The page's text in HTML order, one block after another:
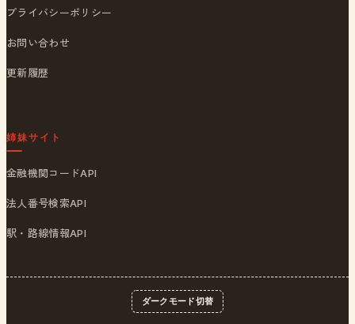
プライバシーポリシー
お問い合わせ
更新履歴
姉妹サイト
金融機関コードAPI
法人番号検索API
駅・路線情報API
ダークモード切替